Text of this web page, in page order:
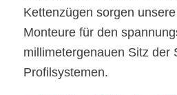
Kettenzügen sorgen
Monteure für den
millimetergenauen Sitz der
Profilsystemen.